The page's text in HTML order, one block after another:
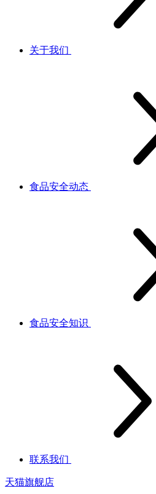
关于我们
食品安全动态
食品安全知识
联系我们
天猫旗舰店